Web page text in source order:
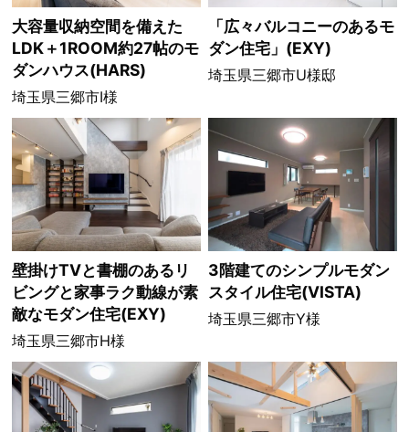
大容量収納空間を備えた
LDK＋1ROOM約27帖のモ
ダンハウス(HARS)
埼玉県三郷市I様
「広々バルコニーのあるモ
ダン住宅」(EXY)
埼玉県三郷市U様邸
壁掛けTVと書棚のあるリ
ビングと家事ラク動線が素
敵なモダン住宅(EXY)
埼玉県三郷市H様
3階建てのシンプルモダン
スタイル住宅(VISTA)
埼玉県三郷市Y様